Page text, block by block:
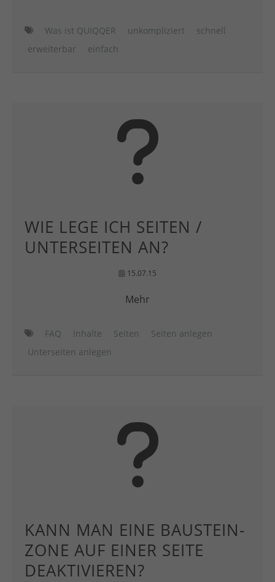
Was ist QUIQQER unkompliziert
schnell
erweiterbar
einfach
WIE LEGE ICH SEITEN /
UNTERSEITEN AN?
15.07.15
Mehr
FAQ Inhalte Seiten
Seiten anlegen
Unterseiten anlegen
KANN MAN EINE BAUSTEIN-
ZONE AUF EINER SEITE
DEAKTIVIEREN?